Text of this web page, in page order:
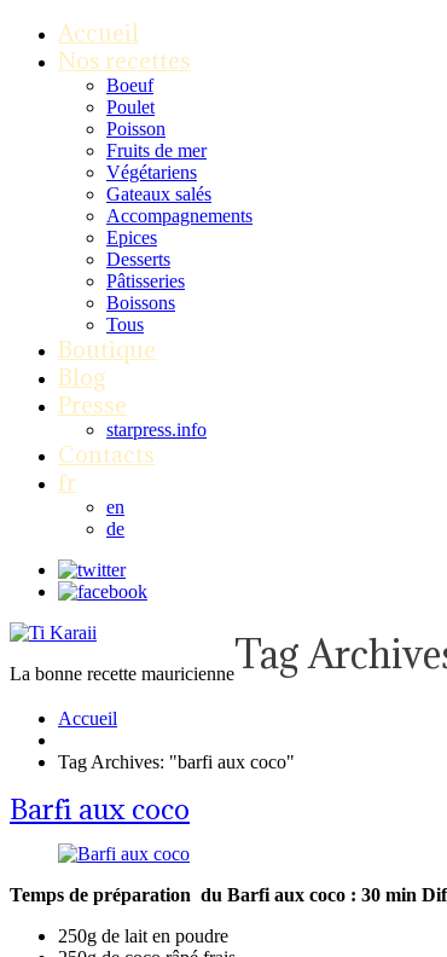
Accueil
Nos recettes
Boeuf
Poulet
Poisson
Fruits de mer
Végétariens
Gateaux salés
Accompagnements
Epices
Desserts
Pâtisseries
Boissons
Tous
Boutique
Blog
Presse
starpress.info
Contacts
fr
en
de
La bonne recette mauricienneTag
Accueil
Tag Archives: "barfi aux coco"
Barfi aux coco
Temps de préparation du Barfi aux coco : 30 min
250g de lait en poudre